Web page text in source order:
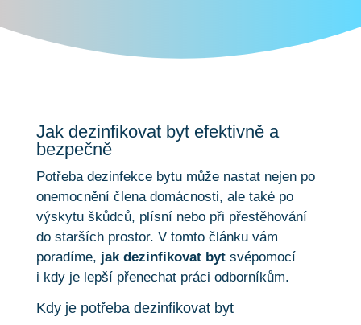
Jak dezinfikovat byt efektivně a
bezpečně
Potřeba dezinfekce bytu může nastat nejen po
onemocnění člena domácnosti, ale také po
výskytu škůdců, plísní nebo při přestěhování
do starších prostor. V tomto článku vám
poradíme, jak dezinfikovat bytsvépomocí
i kdy je lepší přenechat práci odborníkům.
Kdy je potřeba dezinfikovat byt